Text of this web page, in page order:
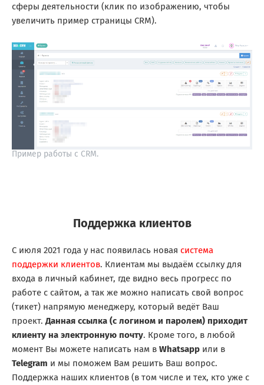
сферы деятельности (клик по изображению, чтобы
увеличить пример страницы CRM).
Пример работы с CRM.
Поддержка клиентов
С июля 2021 года у нас появилась новая система
поддержки клиентов. Клиентам мы выдаём ссылку для
входа в личный кабинет, где видно весь прогресс по
работе с сайтом, а так же можно написать свой вопрос
(тикет) напрямую менеджеру, который ведёт Ваш
проект. Данная ссылка (с логином и паролем) приходит
клиенту на электронную почту. Кроме того, в любой
момент Вы можете написать нам в Whatsapp или в
Telegram и мы поможем Вам решить Ваш вопрос.
Поддержка наших клиентов (в том числе и тех, кто уже с